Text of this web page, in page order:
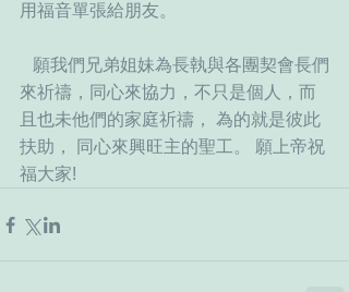
用福音單張給朋友。
來祈禱，同心來協力，不只是個人，而
且也未他們的家庭祈禱， 為的就是彼此
扶助， 同心來興旺主的聖工。 願上帝祝
福大家!